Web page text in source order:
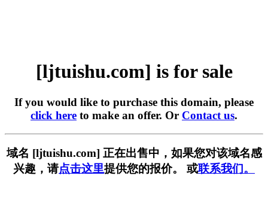
[ljtuishu.com] is for sale
If you would like to purchase this domain, please
click here to make an offer. Or Contact us.
域名 [ljtuishu.com] 正在出售中，如果您对该域名感
兴趣，请点击这里提供您的报价。 或联系我们。